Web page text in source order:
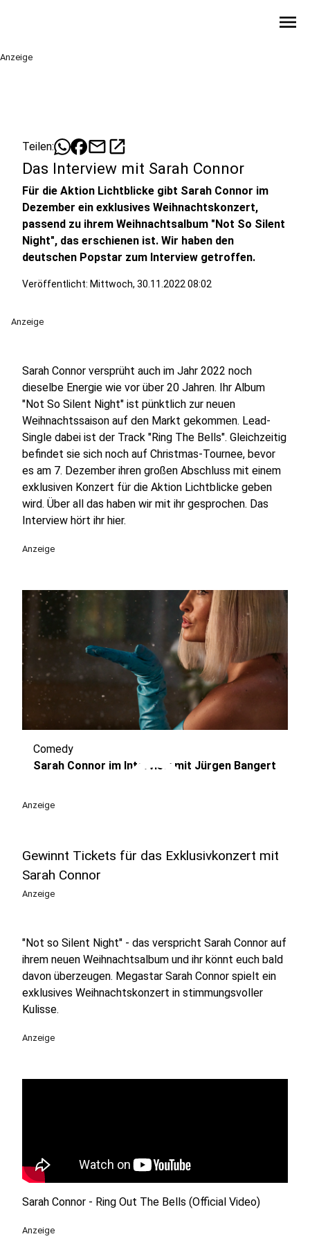
menu
Anzeige
Teilen: mailopen_in_new
Das Interview mit Sarah Connor
Für die Aktion Lichtblicke gibt Sarah Connor im
Dezember ein exklusives Weihnachtskonzert,
passend zu ihrem Weihnachtsalbum "Not So Silent
Night", das erschienen ist. Wir haben den
deutschen Popstar zum Interview getroffen.
Veröffentlicht: Mittwoch, 30.11.2022 08:02
Anzeige
Sarah Connor versprüht auch im Jahr 2022 noch
dieselbe Energie wie vor über 20 Jahren. Ihr Album
"Not So Silent Night" ist pünktlich zur neuen
Weihnachtssaison auf den Markt gekommen. Lead-
Single dabei ist der Track "Ring The Bells". Gleichzeitig
befindet sie sich noch auf Christmas-Tournee, bevor
es am 7. Dezember ihren großen Abschluss mit einem
exklusiven Konzert für die Aktion Lichtblicke geben
wird. Über all das haben wir mit ihr gesprochen. Das
Interview hört ihr hier.
Anzeige
play_circle
Comedy
Sarah Connor im Interview mit Jürgen Bangert
Anzeige
Gewinnt Tickets für das Exklusivkonzert mit
Sarah Connor
Anzeige
"Not so Silent Night" - das verspricht Sarah Connor auf
ihrem neuen Weihnachtsalbum und ihr könnt euch bald
davon überzeugen. Megastar Sarah Connor spielt ein
exklusives Weihnachtskonzert in stimmungsvoller
Kulisse.
Anzeige
Sarah Connor - Ring Out The Bells (Official Video)
Anzeige